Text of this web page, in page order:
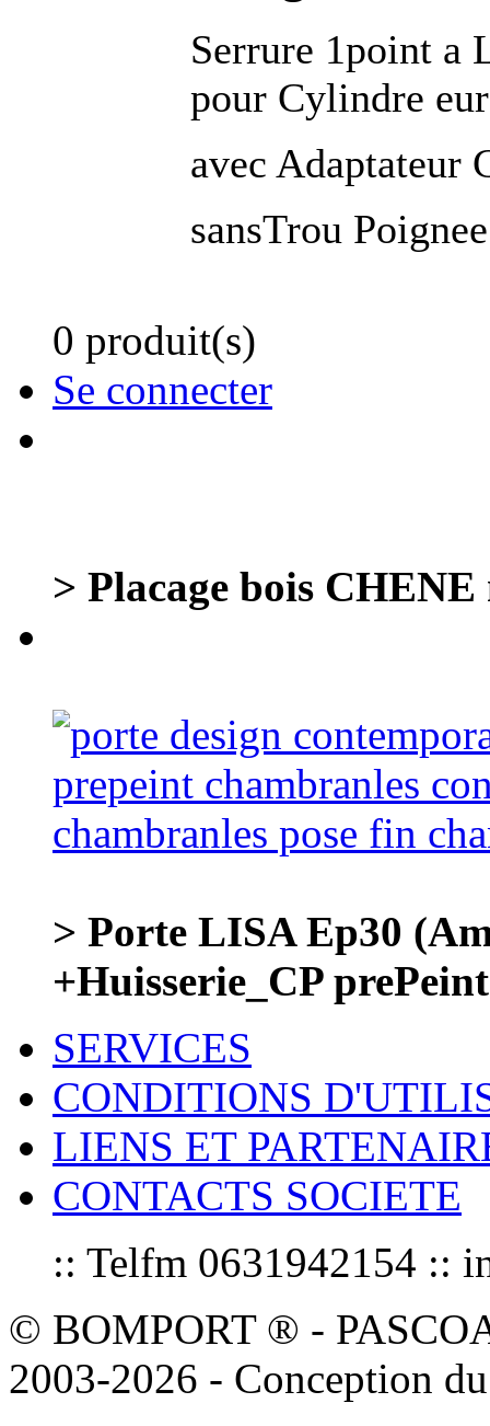
Serrure 1point a
pour Cylindre
avec Adaptateur
sansTrou
0 produit(s)
Se connecter
> Placage bois
> Porte LISA Ep30
+Huisserie_CP prePeint
SERVICES
CONDITIONS
LIENS ET
CONTACTS SOCIETE
:: Telfm 0631942154 ::
© BOMPORT ® -
2003-2026 - Conception